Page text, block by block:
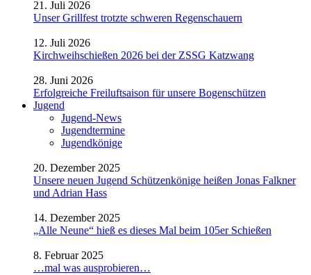
21. Juli 2026
Unser Grillfest trotzte schweren Regenschauern
12. Juli 2026
Kirchweihschießen 2026 bei der ZSSG Katzwang
28. Juni 2026
Erfolgreiche Freiluftsaison für unsere Bogenschützen
Jugend
Jugend-News
Jugendtermine
Jugendkönige
20. Dezember 2025
Unsere neuen Jugend Schützenkönige heißen Jonas Falkner
und Adrian Hass
14. Dezember 2025
„Alle Neune“ hieß es dieses Mal beim 105er Schießen
8. Februar 2025
…mal was ausprobieren…